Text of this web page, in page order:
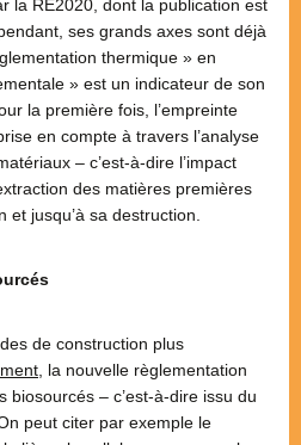
la RE2020, dont la publication est
ses grands axes sont déjà
thermique » en
» est un indicateur de son
la première fois, l’empreinte
en compte à travers l’analyse
– c’est-à-dire l’impact
des matières premières
jusqu’à sa destruction.
de construction plus
, la nouvelle règlementation
biosourcés – c’est-à-dire issu du
peut citer par exemple le